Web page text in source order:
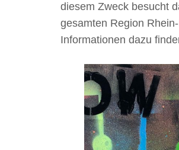
diesem Zweck besucht
gesamten Region
Informationen dazu